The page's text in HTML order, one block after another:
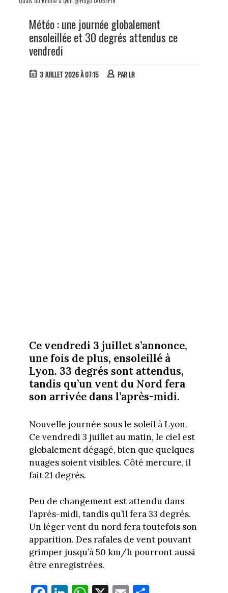
Météo : une journée globalement
ensoleillée et 30 degrés attendus ce
vendredi
3 JUILLET 2026 À 07:15 PARLR
Ce vendredi 3 juillet s’annonce,
une fois de plus, ensoleillé à
Lyon. 33 degrés sont attendus,
tandis qu’un vent du Nord fera
son arrivée dans l’après-midi.
Nouvelle journée sous le soleil à Lyon.
Ce vendredi 3 juillet au matin, le ciel est
globalement dégagé, bien que quelques
nuages soient visibles. Côté mercure, il
fait 21 degrés.
Peu de changement est attendu dans
l’après-midi, tandis qu’il fera 33 degrés.
Un léger vent du nord fera toutefois son
apparition. Des rafales de vent pouvant
grimper jusqu’à 50 km/h pourront aussi
être enregistrées.